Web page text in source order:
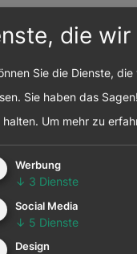
Wir begleiten Sie
helfen Ihnen,
Sie bei
ist.
und unserem
für eine
die
Sie die Dienste,
Sie haben das
Um mehr zu
Werbung
↓ 3 Dienste
Social Media
↓ 5 Dienste
Design